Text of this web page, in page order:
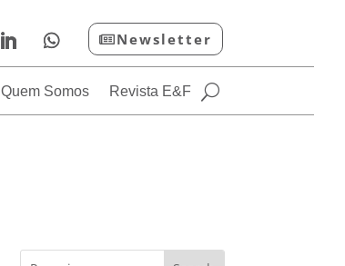
Newsletter
Quem Somos Revista E&F